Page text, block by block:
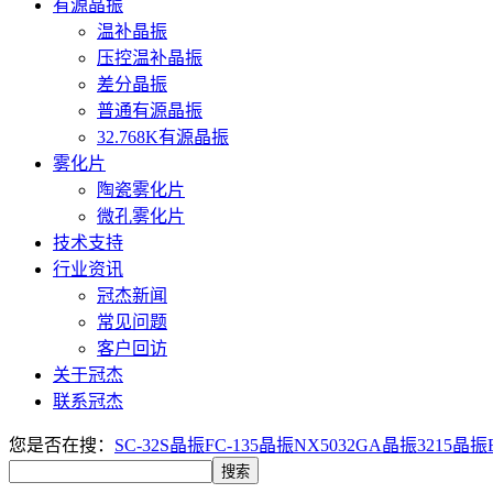
有源晶振
温补晶振
压控温补晶振
差分晶振
普通有源晶振
32.768K有源晶振
雾化片
陶瓷雾化片
微孔雾化片
技术支持
行业资讯
冠杰新闻
常见问题
客户回访
关于冠杰
联系冠杰
您是否在搜： SC-32S晶振FC-135晶振NX5032GA晶振3215晶振